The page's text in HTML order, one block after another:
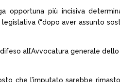
più incisiva
(“dopo aver assunto
all’Avvocatura generale
che l’imputato sarebbe